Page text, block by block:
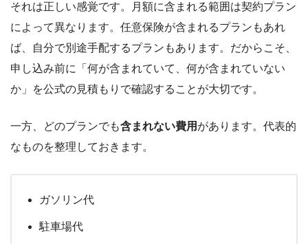
それは正しい感覚です。月額に含まれる範囲は契約プラン
によって異なります。任意保険が含まれるプランもあれ
ば、自分で別途手配するプランもあります。だからこそ、
申し込み前に「何が含まれていて、何が含まれていない
か」を公式の見積もりで確認することが大切です。
一方、どのプランでも含まれない費用 があります。代表的
なものを整理しておきます。
ガソリン代
駐車場代